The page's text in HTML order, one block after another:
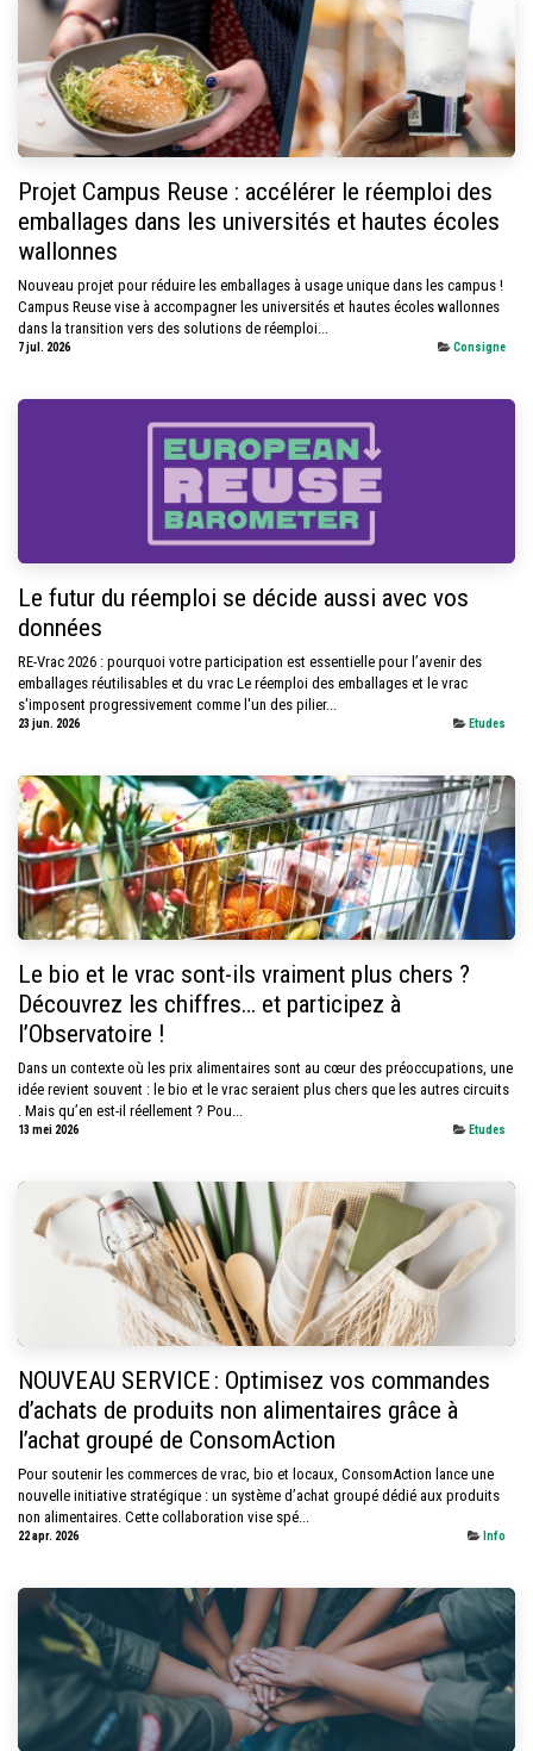
Projet Campus Reuse : accélérer le réemploi des
emballages dans les universités et hautes écoles
wallonnes
Nouveau projet pour réduire les emballages à usage unique dans les campus !
Campus Reuse vise à accompagner les universités et hautes écoles wallonnes
dans la transition vers des solutions de réemploi...
7 jul. 2026 Consigne
Le futur du réemploi se décide aussi avec vos
données
RE-Vrac 2026 : pourquoi votre participation est essentielle pour l’avenir des
emballages réutilisables et du vrac Le réemploi des emballages et le vrac
s'imposent progressivement comme l'un des pilier...
23 jun. 2026 Etudes
Le bio et le vrac sont-ils vraiment plus chers ?
Découvrez les chiffres… et participez à
l’Observatoire !
Dans un contexte où les prix alimentaires sont au cœur des préoccupations, une
idée revient souvent : le bio et le vrac seraient plus chers que les autres circuits
. Mais qu’en est-il réellement ? Pou...
13 mei 2026 Etudes
NOUVEAU SERVICE : Optimisez vos commandes
d’achats de produits non alimentaires grâce à
l’achat groupé de ConsomAction
Pour soutenir les commerces de vrac, bio et locaux, ConsomAction lance une
nouvelle initiative stratégique : un système d’achat groupé dédié aux produits
non alimentaires. Cette collaboration vise spé...
22 apr. 2026 Info